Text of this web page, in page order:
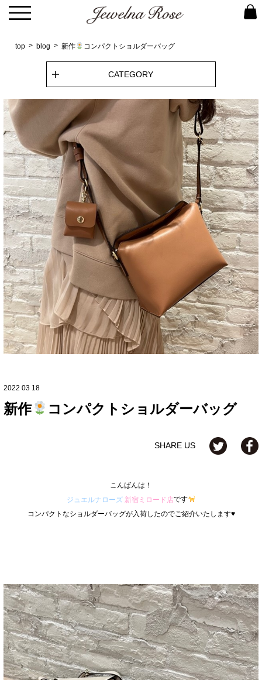
top blog 新作 コンパクトショルダーバッグ
CATEGORY
2022 03 18
新作 コンパクトショルダーバッグ
SHARE US
こんばんは！
ジュエルナローズ 新宿ミロード店です
コンパクトなショルダーバッグが入荷したのでご紹介いたします♥